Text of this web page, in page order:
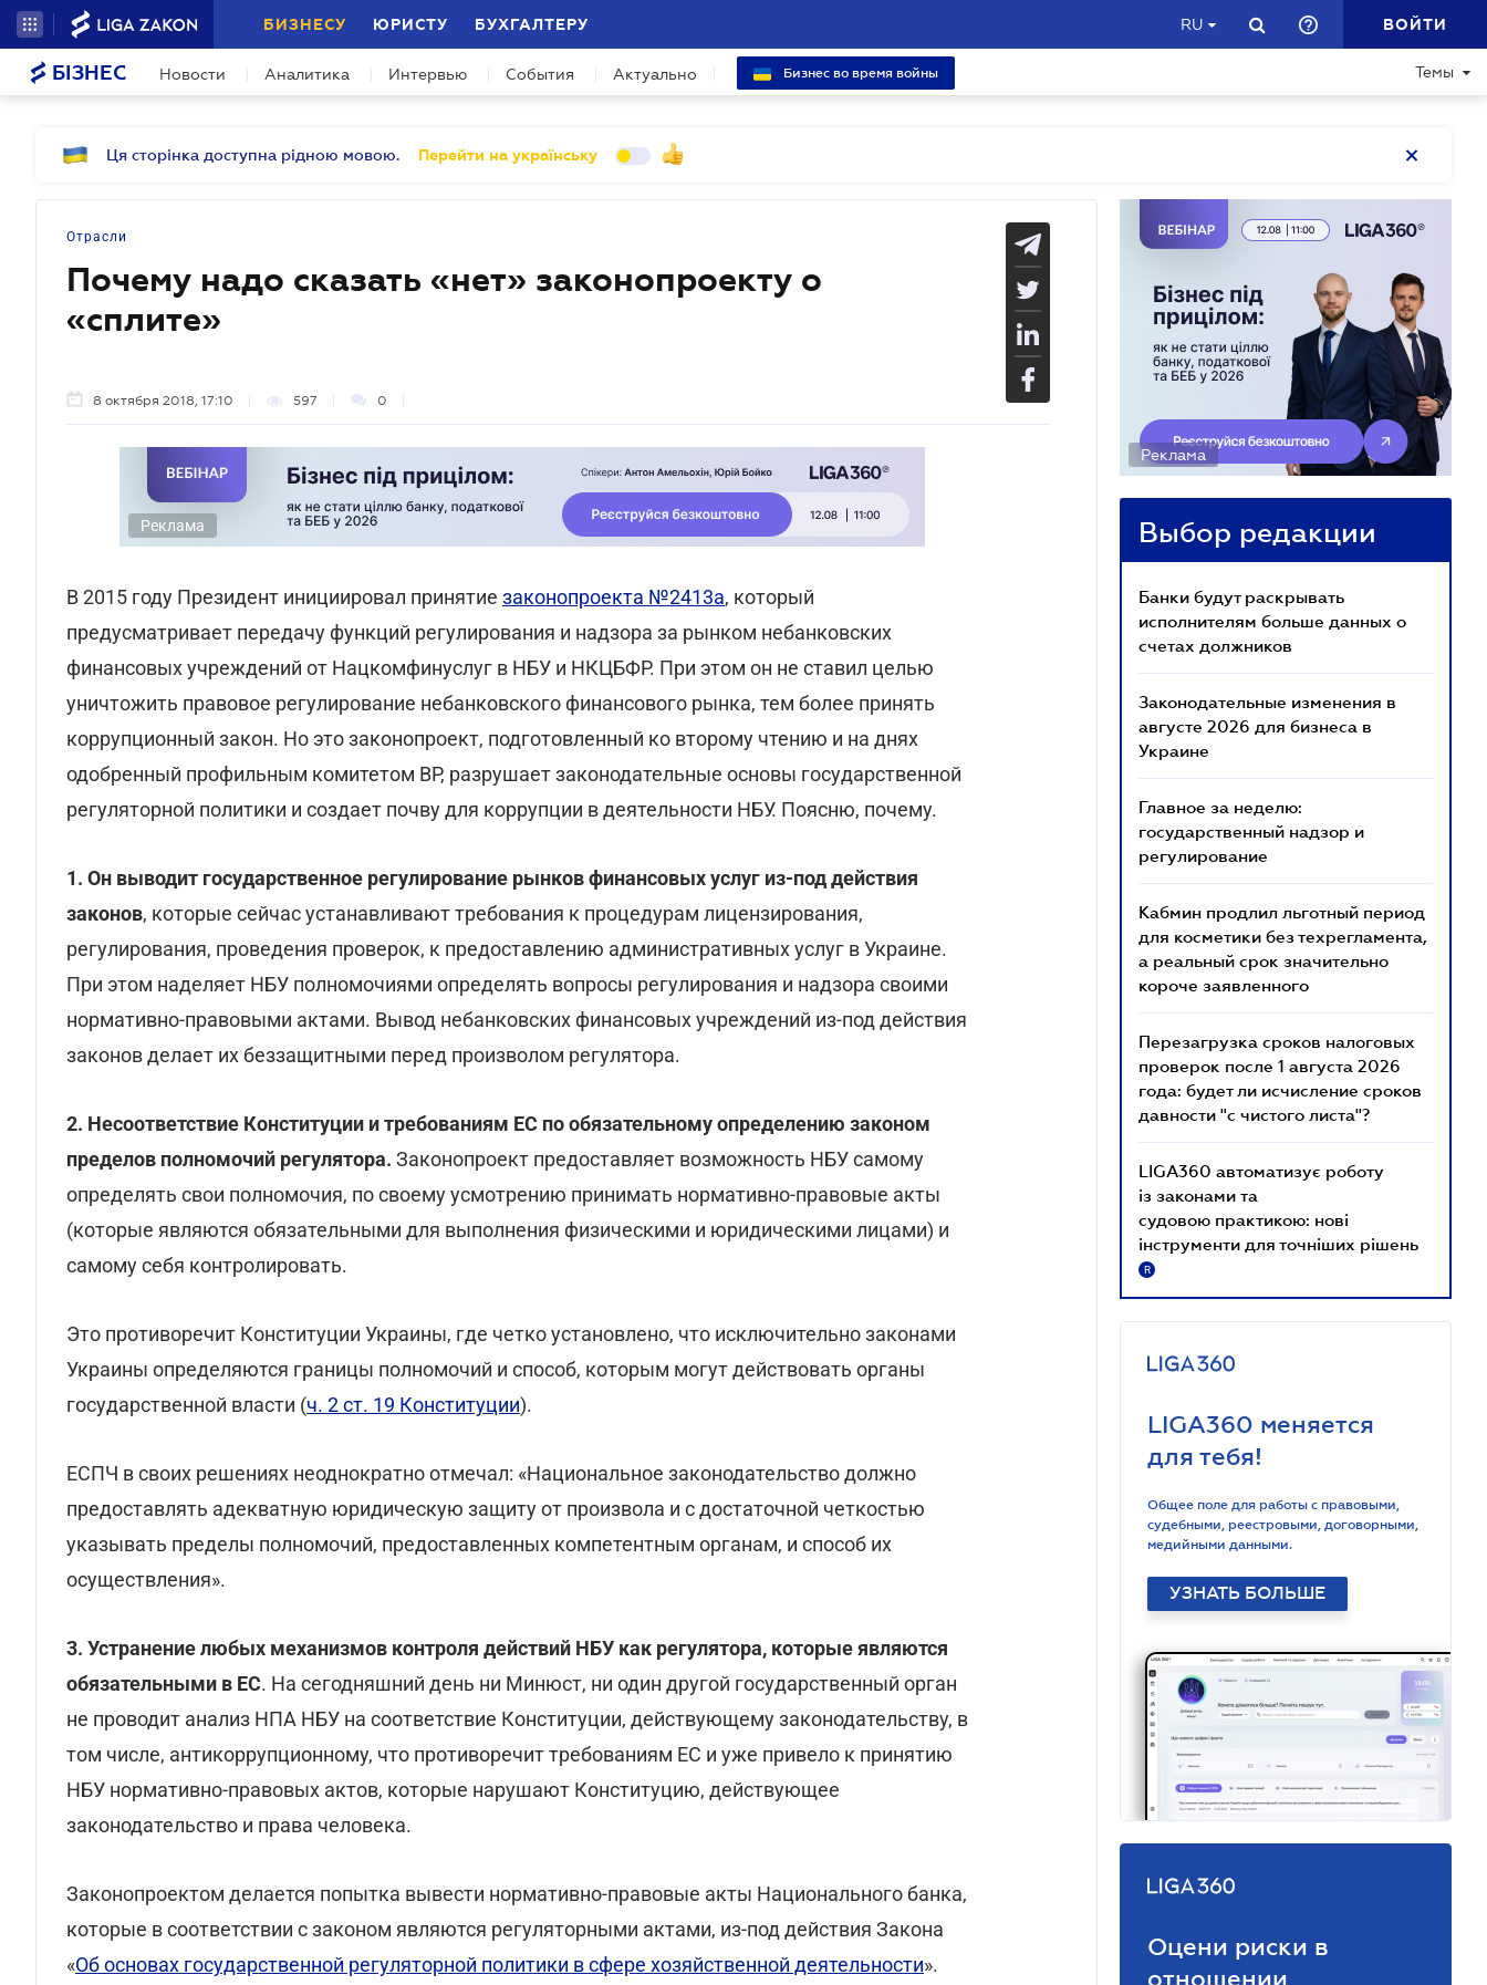
БИЗНЕСУ ЮРИСТУ БУХГАЛТЕРУ RU ВОЙТИ
БІЗНЕС Новости Аналитика Интервью События Актуально Бизнес во время войны Темы
Ця сторінка доступна рідною мовою. Перейти на українську
Отрасли
Почему надо сказать «нет» законопроекту о
«сплите»
8 октября 2018, 17:10 597 0
Реклама
В 2015 году Президент инициировал принятие законопроекта №2413а, который
предусматривает передачу функций регулирования и надзора за рынком небанковских
финансовых учреждений от Нацкомфинуслуг в НБУ и НКЦБФР. При этом он не ставил целью
уничтожить правовое регулирование небанковского финансового рынка, тем более принять
коррупционный закон. Но это законопроект, подготовленный ко второму чтению и на днях
одобренный профильным комитетом ВР, разрушает законодательные основы государственной
регуляторной политики и создает почву для коррупции в деятельности НБУ. Поясню, почему.
1. Он выводит государственное регулирование рынков финансовых услуг из-под действия
законов, которые сейчас устанавливают требования к процедурам лицензирования,
регулирования, проведения проверок, к предоставлению административных услуг в Украине.
При этом наделяет НБУ полномочиями определять вопросы регулирования и надзора своими
нормативно-правовыми актами. Вывод небанковских финансовых учреждений из-под действия
законов делает их беззащитными перед произволом регулятора.
2. Несоответствие Конституции и требованиям ЕС по обязательному определению законом
пределов полномочий регулятора. Законопроект предоставляет возможность НБУ самому
определять свои полномочия, по своему усмотрению принимать нормативно-правовые акты
(которые являются обязательными для выполнения физическими и юридическими лицами) и
самому себя контролировать.
Это противоречит Конституции Украины, где четко установлено, что исключительно законами
Украины определяются границы полномочий и способ, которым могут действовать органы
государственной власти (ч. 2 ст. 19 Конституции).
ЕСПЧ в своих решениях неоднократно отмечал: «Национальное законодательство должно
предоставлять адекватную юридическую защиту от произвола и с достаточной четкостью
указывать пределы полномочий, предоставленных компетентным органам, и способ их
осуществления».
3. Устранение любых механизмов контроля действий НБУ как регулятора, которые являются
обязательными в ЕС. На сегодняшний день ни Минюст, ни один другой государственный орган
не проводит анализ НПА НБУ на соответствие Конституции, действующему законодательству, в
том числе, антикоррупционному, что противоречит требованиям ЕС и уже привело к принятию
НБУ нормативно-правовых актов, которые нарушают Конституцию, действующее
законодательство и права человека.
Законопроектом делается попытка вывести нормативно-правовые акты Национального банка,
которые в соответствии с законом являются регуляторными актами, из-под действия Закона
«Об основах государственной регуляторной политики в сфере хозяйственной деятельности».
Реклама
Выбор редакции
Банки будут раскрывать
исполнителям больше данных о
счетах должников
Законодательные изменения в
августе 2026 для бизнеса в
Украине
Главное за неделю:
государственный надзор и
регулирование
Кабмин продлил льготный период
для косметики без техрегламента,
а реальный срок значительно
короче заявленного
Перезагрузка сроков налоговых
проверок после 1 августа 2026
года: будет ли исчисление сроков
давности "с чистого листа"?
LIGA360 автоматизує роботу
із законами та
судовою практикою: нові
інструменти для точніших рішень
R
LIGA360 меняется
для тебя!
Общее поле для работы с правовыми,
судебными, реестровыми, договорными,
медийными данными.
УЗНАТЬ БОЛЬШЕ
Оцени риски в
отношении